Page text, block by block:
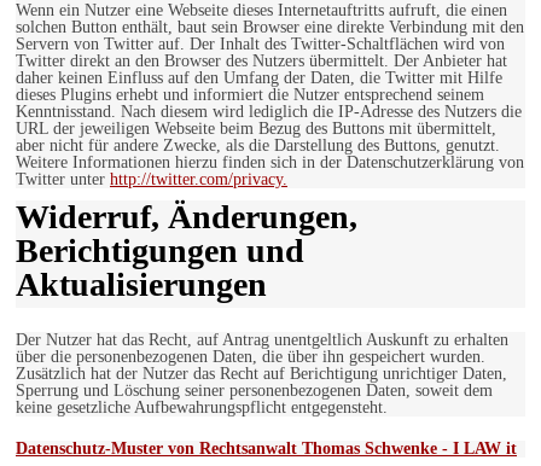
Wenn ein Nutzer eine Webseite dieses Internetauftritts aufruft, die einen
solchen Button enthält, baut sein Browser eine direkte Verbindung mit den
Servern von Twitter auf. Der Inhalt des Twitter-Schaltflächen wird von
Twitter direkt an den Browser des Nutzers übermittelt. Der Anbieter hat
daher keinen Einfluss auf den Umfang der Daten, die Twitter mit Hilfe
dieses Plugins erhebt und informiert die Nutzer entsprechend seinem
Kenntnisstand. Nach diesem wird lediglich die IP-Adresse des Nutzers die
URL der jeweiligen Webseite beim Bezug des Buttons mit übermittelt,
aber nicht für andere Zwecke, als die Darstellung des Buttons, genutzt.
Weitere Informationen hierzu finden sich in der Datenschutzerklärung von
Twitter unter http://twitter.com/privacy.
Widerruf, Änderungen,
Berichtigungen und
Aktualisierungen
Der Nutzer hat das Recht, auf Antrag unentgeltlich Auskunft zu erhalten
über die personenbezogenen Daten, die über ihn gespeichert wurden.
Zusätzlich hat der Nutzer das Recht auf Berichtigung unrichtiger Daten,
Sperrung und Löschung seiner personenbezogenen Daten, soweit dem
keine gesetzliche Aufbewahrungspflicht entgegensteht.
Datenschutz-Muster von Rechtsanwalt Thomas Schwenke - I LAW it